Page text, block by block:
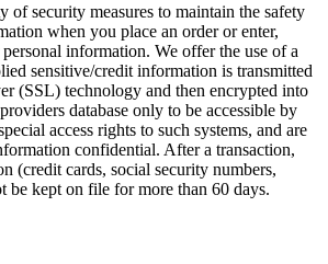
of security measures to maintain the safety
when you place an order or enter,
information. We offer the use of a
sensitive/credit information is transmitted
(SSL) technology and then encrypted into
database only to be accessible by
access rights to such systems, and are
confidential. After a transaction,
(credit cards, social security numbers,
be kept on file for more than 60 days.